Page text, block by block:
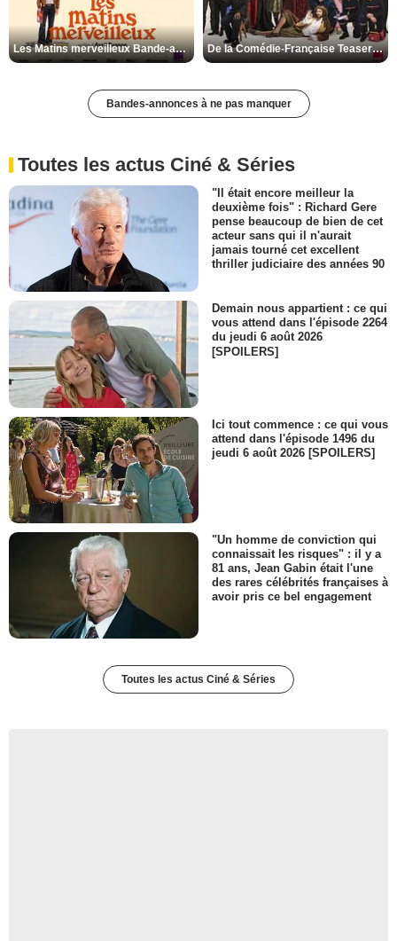
Les Matins merveilleux Bande-annonce VF De la Comédie-Française Teaser VF
Bandes-annonces à ne pas manquer
Toutes les actus Ciné & Séries
"Il était encore meilleur la
deuxième fois" : Richard Gere
pense beaucoup de bien de cet
acteur sans qui il n'aurait
jamais tourné cet excellent
thriller judiciaire des années 90
Demain nous appartient : ce qui
vous attend dans l'épisode 2264
du jeudi 6 août 2026
[SPOILERS]
Ici tout commence : ce qui vous
attend dans l'épisode 1496 du
jeudi 6 août 2026 [SPOILERS]
"Un homme de conviction qui
connaissait les risques" : il y a
81 ans, Jean Gabin était l'une
des rares célébrités françaises à
avoir pris ce bel engagement
Toutes les actus Ciné & Séries